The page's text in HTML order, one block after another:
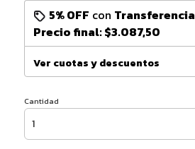
5% OFF con Transferencia
Precio final:$3.087,50
Ver cuotas y descuentos
Cantidad